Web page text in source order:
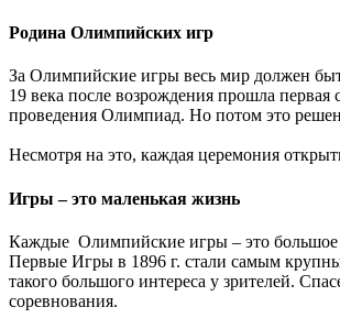
Родина Олимпийских игр
За Олимпийские игры весь мир должен
19 века после возрождения прошла
проведения Олимпиад. Но потом это
Несмотря на это, каждая церемония
Игры – это маленькая жизнь
Каждые Олимпийские игры – это большое
Первые Игры в 1896 г. стали самым
такого большого интереса у зрителей.
соревнования.